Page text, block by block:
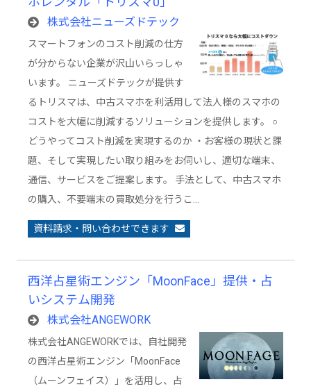
株式会社ニューズドテック
スマートフォンのコスト削減の仕方
が分からない企業が沢山いらっしゃ
います。 ニューズドテックが提供す
るトリスマは、中古スマホを利活用して法人様のスマホの
コストを大幅に削減するソリューションを提供します。 ○
どうやってコスト削減を実現するのか ・お客様の現状と課
題、そして実現したい取り組みをお伺いし、適切な端末、
通信、サービスをご提案します。 手法として、中古スマホ
の購入、不要端末の買取処分を行うこ…
資料請求・問い合わせできます
西洋占星術エンジン「MoonFace」提供・占
いシステム開発
株式会社ANGEWORK
株式会社ANGEWORKでは、自社開発
の西洋占星術エンジン「MoonFace
（ムーンフェイス）」を活用し、占